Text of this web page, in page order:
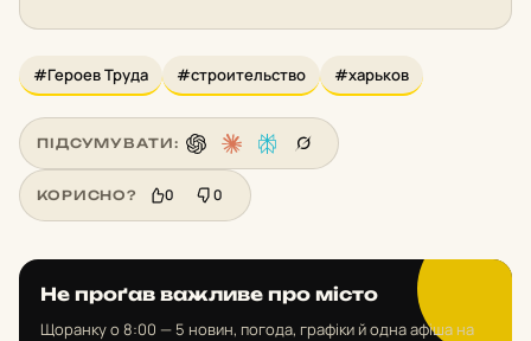
#Героев Труда #строительство #харьков
ПІДСУМУВАТИ:
КОРИСНО? 0 0
Не проґав важливе про місто
Щоранку о 8:00 — 5 новин, погода, графіки й одна афіша на